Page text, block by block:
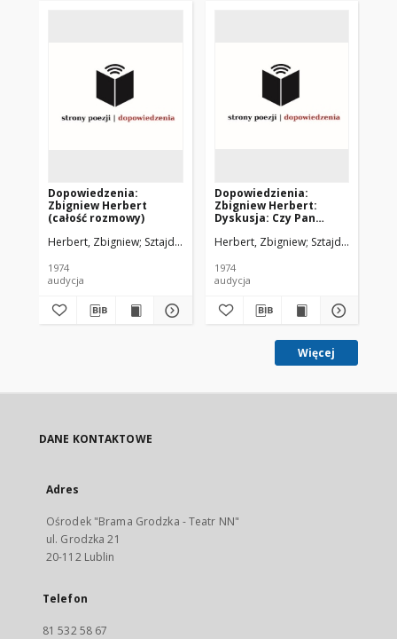
Dopowiedzenia:
Zbigniew Herbert
(całość rozmowy)
Herbert, Zbigniew Sztajdel, Piotr. Montaż
1974
audycja
Dopowiedzienia:
Zbigniew Herbert:
Dyskusja: Czy Pan
Herbert, Zbigniew Sztajdel, Piotr.
1974
audycja
Więcej
DANE KONTAKTOWE
Adres
Ośrodek "Brama Grodzka - Teatr NN"
ul. Grodzka 21
20-112 Lublin
Telefon
81 532 58 67